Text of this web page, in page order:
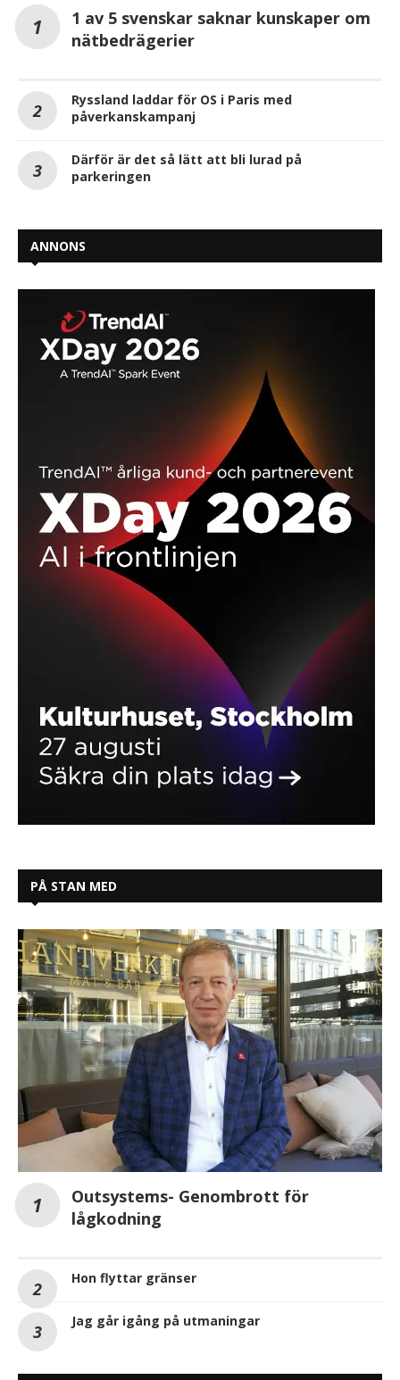
1 av 5 svenskar saknar kunskaper om
nätbedrägerier
Ryssland laddar för OS i Paris med
påverkanskampanj
Därför är det så lätt att bli lurad på
parkeringen
ANNONS
PÅ STAN MED
Outsystems- Genombrott för
lågkodning
Hon flyttar gränser
Jag går igång på utmaningar